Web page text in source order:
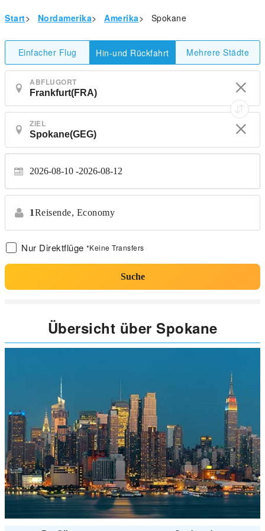
Start> Nordamerika> Amerika> Spokane
Einfacher Flug Hin-und Rückfahrt Mehrere Städte
ABFLUGORT
ZIEL
2026-08-10 2026-08-12
1Reisende, Economy
Nur Direktflüge *Keine Transfers
Suche
Übersicht über Spokane